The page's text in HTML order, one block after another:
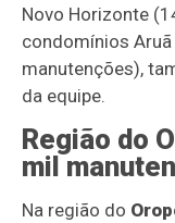
Novo Horizonte
condomínios
manutenções),
da equipe.
Região do
mil
Na região do